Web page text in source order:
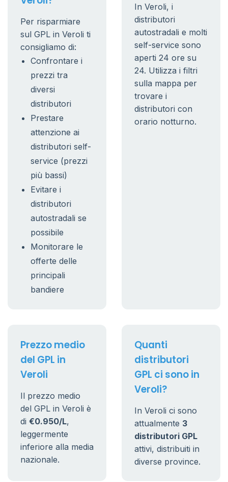
Per risparmiare
sul GPL in Veroli ti
consigliamo di:
Confrontare i
prezzi tra
diversi
distributori
Prestare
attenzione ai
distributori self-
service (prezzi
più bassi)
Evitare i
distributori
autostradali se
possibile
Monitorare le
offerte delle
principali
bandiere
In Veroli, i
distributori
autostradali e molti
self-service sono
aperti 24 ore su
24. Utilizza i filtri
sulla mappa per
trovare i
distributori con
orario notturno.
Prezzo medio
del GPL in
Veroli
Il prezzo medio
del GPL in Veroli è
di €0.950/L,
leggermente
inferiore alla media
nazionale.
Quanti
distributori
GPL ci sono in
Veroli?
In Veroli ci sono
attualmente 3
distributori GPL
attivi, distribuiti in
diverse province.